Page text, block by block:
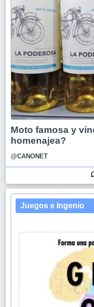
Moto famosa y
homenajea?
@CANONET
Juegos e Ingenio